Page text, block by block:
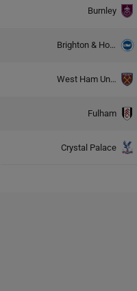
Burnley
Brighton & Hove Albion
West Ham United
Fulham
Crystal Palace